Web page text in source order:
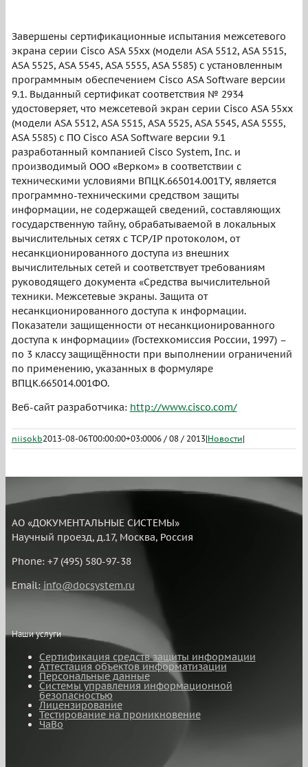
Завершены сертификационные испытания межсетевого
экрана серии Cisco ASA 55xx (модели ASA 5512, ASA 5515,
ASA 5525, ASA 5545, ASA 5555, ASA 5585) с установленным
программным обеспечением Cisco ASA Software версии
9.1. Выданный сертификат соответствия № 2934
удостоверяет, что межсетевой экран серии Cisco ASA 55xx
(модели ASA 5512, ASA 5515, ASA 5525, ASA 5545, ASA 5555,
ASA 5585) с ПО Cisco ASA Software версии 9.1
разработанный компанией Cisco System, Inc. и
производимый ООО «Верком» в соответствии с
техническими условиями ВПЦК.665014.001ТУ, является
программно-техническими средством защиты
информации, не содержащей сведений, составляющих
государственную тайну, обрабатываемой в локальных
вычислительных сетях с TCP/IP протоколом, от
несанкционированного доступа из внешних
вычислительных сетей и соответствует требованиям
руководящего документа «Средства вычислительной
техники. Межсетевые экраны. Защита от
несанкционированного доступа к информации.
Показатели защищенности от несанкционированного
доступа к информации» (Гостехкомиссия России, 1997) –
по 3 классу защищённости при выполнении ограничений
по применению, указанных в формуляре
ВПЦК.665014.001ФО.
Веб-сайт разработчика: http://www.cisco.com/
niisokb2013-08-06T00:00:00+03:0006 / 08 / 2013|Новости|
АО «ДОКУМЕНТАЛЬНЫЕ СИСТЕМЫ»
Научный проезд, д.17, Москва, Россия
Phone: +7 (495) 580-97-38
Email: info@docsystem.ru
Наши услуги
Сертификация средств защиты информации
Аттестация объектов информатизации
Персональные данные
Системы управления информационной
безопасностью
Лицензирование
Тестирование на проникновение
ЧаВо